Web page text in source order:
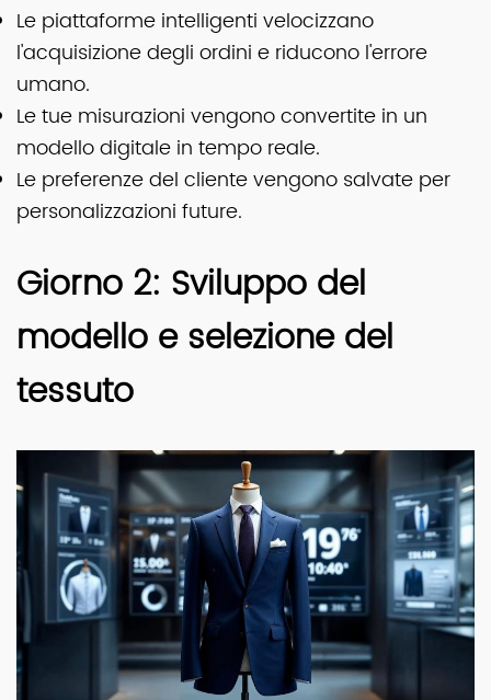
Le piattaforme intelligenti velocizzano
l'acquisizione degli ordini e riducono l'errore
umano.
Le tue misurazioni vengono convertite in un
modello digitale in tempo reale.
Le preferenze del cliente vengono salvate per
personalizzazioni future.
Giorno 2: Sviluppo del
modello e selezione del
tessuto